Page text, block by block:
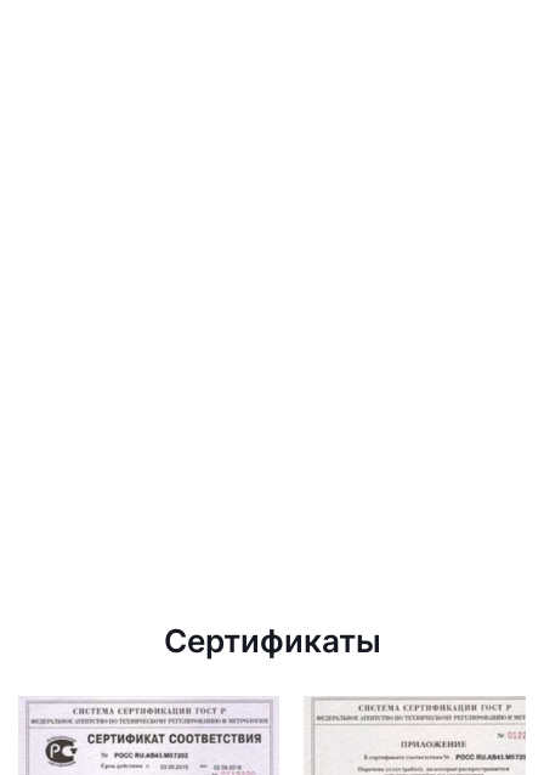
Сертификаты